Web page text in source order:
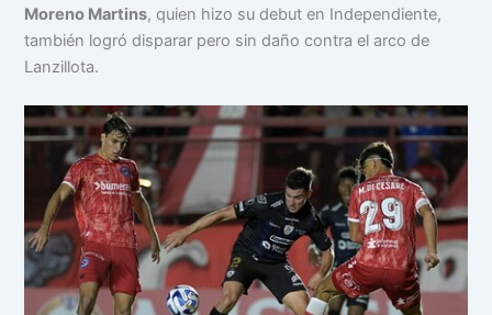
Moreno Martins, quien hizo su debut en Independiente,
también logró disparar pero sin daño contra el arco de
Lanzillota.